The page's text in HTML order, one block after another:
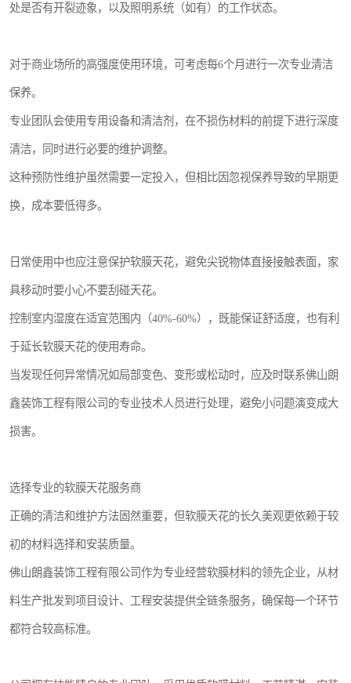
处是否有开裂迹象，以及照明系统（如有）的工作状态。
对于商业场所的高强度使用环境，可考虑每6个月进行一次专业清洁
保养。
专业团队会使用专用设备和清洁剂，在不损伤材料的前提下进行深度
清洁，同时进行必要的维护调整。
这种预防性维护虽然需要一定投入，但相比因忽视保养导致的早期更
换，成本要低得多。
日常使用中也应注意保护软膜天花，避免尖锐物体直接接触表面，家
具移动时要小心不要刮碰天花。
控制室内湿度在适宜范围内（40%-60%），既能保证舒适度，也有利
于延长软膜天花的使用寿命。
当发现任何异常情况如局部变色、变形或松动时，应及时联系佛山朗
鑫装饰工程有限公司的专业技术人员进行处理，避免小问题演变成大
损害。
选择专业的软膜天花服务商
正确的清洁和维护方法固然重要，但软膜天花的长久美观更依赖于较
初的材料选择和安装质量。
佛山朗鑫装饰工程有限公司作为专业经营软膜材料的领先企业，从材
料生产批发到项目设计、工程安装提供全链条服务，确保每一个环节
都符合较高标准。